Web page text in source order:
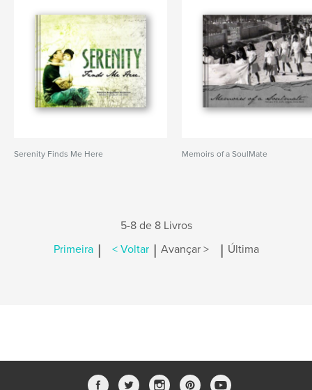
Serenity Finds Me Here Memoirs of a SoulMate
5-8 de 8 Livros
Primeira | < Voltar | Avançar > | Última